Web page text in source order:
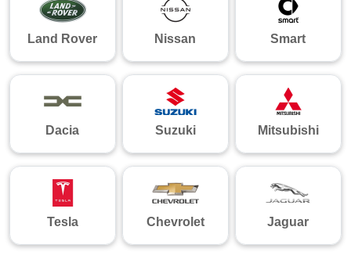
Land Rover Nissan Smart
Dacia Suzuki Mitsubishi
Tesla Chevrolet Jaguar